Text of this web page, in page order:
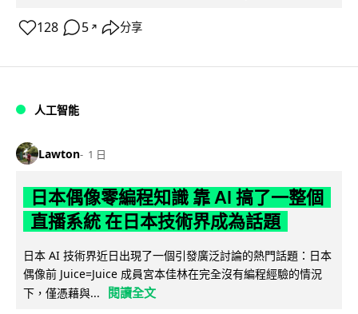
128 5 ↗ 分享
人工智能
Lawton 1 日
日本偶像零編程知識 靠 AI 搞了一整個
直播系統 在日本技術界成為話題
日本 AI 技術界近日出現了一個引發廣泛討論的熱門話題：日本
偶像前 Juice=Juice 成員宮本佳林在完全沒有編程經驗的情況
下，僅憑藉與...
閱讀全文